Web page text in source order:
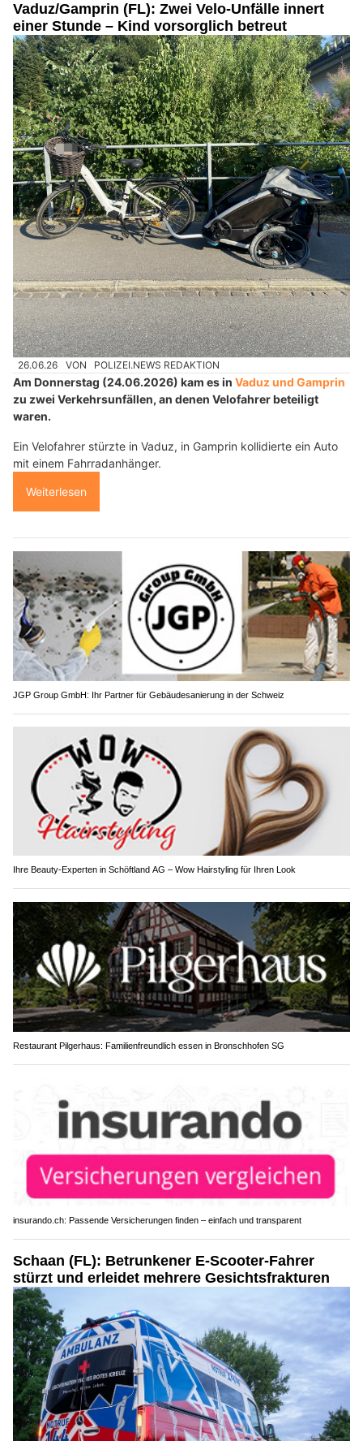
Vaduz/Gamprin (FL): Zwei Velo-Unfälle innert
einer Stunde – Kind vorsorglich betreut
26.06.26 VON POLIZEI.NEWS REDAKTION
Am Donnerstag (24.06.2026) kam es in Vaduz und Gamprin
zu zwei Verkehrsunfällen, an denen Velofahrer beteiligt
waren.
Ein Velofahrer stürzte in Vaduz, in Gamprin kollidierte ein Auto
mit einem Fahrradanhänger.
Weiterlesen
JGP Group GmbH: Ihr Partner für Gebäudesanierung in der Schweiz
Ihre Beauty-Experten in Schöftland AG – Wow Hairstyling für Ihren Look
Restaurant Pilgerhaus: Familienfreundlich essen in Bronschhofen SG
insurando.ch: Passende Versicherungen finden – einfach und transparent
Schaan (FL): Betrunkener E-Scooter-Fahrer
stürzt und erleidet mehrere Gesichtsfrakturen